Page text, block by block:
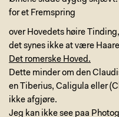
for et Fremspring
over Hovedets høire
det synes ikke at være
Det romerske Hoved.
Dette minder om den
en Tiberius, Caligula eller
ikke afgjøre.
Jeg kan ikke see paa